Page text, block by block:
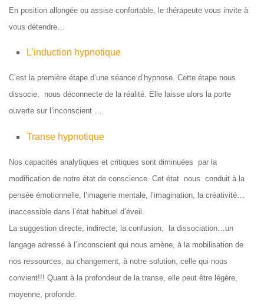
En position allongée ou assise confortable, le thérapeute vous invite à
vous détendre…
L’induction hypnotique
C’est la première étape d’une séance d’hypnose. Cette étape nous
dissocie, nous déconnecte de la réalité. Elle laisse alors la porte
ouverte sur l’inconscient …
Transe hypnotique
Nos capacités analytiques et critiques sont diminuées par la
modification de notre état de conscience. Cet état nous conduit à la
pensée émotionnelle, l’imagerie mentale, l’imagination, la créativité…
inaccessible dans l’état habituel d’éveil.
La suggestion directe, indirecte, la confusion, la dissociation…un
langage adressé à l’inconscient qui nous amène, à la mobilisation de
nos ressources, au changement, à notre solution, celle qui nous
convient!!! Quant à la profondeur de la transe, elle peut être légère,
moyenne, profonde.